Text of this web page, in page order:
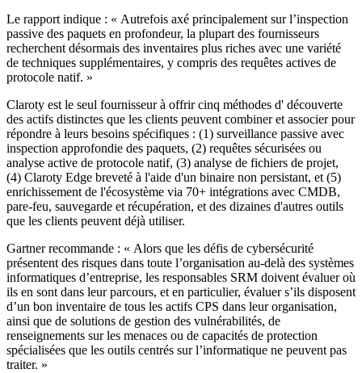
Le rapport indique : « Autrefois axé principalement sur l’inspection
passive des paquets en profondeur, la plupart des fournisseurs
recherchent désormais des inventaires plus riches avec une variété
de techniques supplémentaires, y compris des requêtes actives de
protocole natif. »
Claroty est le seul fournisseur à offrir cinq méthodes d' découverte
des actifs distinctes que les clients peuvent combiner et associer pour
répondre à leurs besoins spécifiques : (1) surveillance passive avec
inspection approfondie des paquets, (2) requêtes sécurisées ou
analyse active de protocole natif, (3) analyse de fichiers de projet,
(4) Claroty Edge breveté à l'aide d'un binaire non persistant, et (5)
enrichissement de l'écosystème via 70+ intégrations avec CMDB,
pare-feu, sauvegarde et récupération, et des dizaines d'autres outils
que les clients peuvent déjà utiliser.
Gartner recommande : « Alors que les défis de cybersécurité
présentent des risques dans toute l’organisation au-delà des systèmes
informatiques d’entreprise, les responsables SRM doivent évaluer où
ils en sont dans leur parcours, et en particulier, évaluer s’ils disposent
d’un bon inventaire de tous les actifs CPS dans leur organisation,
ainsi que de solutions de gestion des vulnérabilités, de
renseignements sur les menaces ou de capacités de protection
spécialisées que les outils centrés sur l’informatique ne peuvent pas
traiter. »